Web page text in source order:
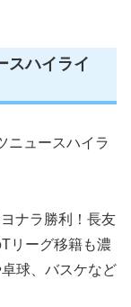
スハイライ
ニュースハイラ
ナラ勝利！長友
リーグ移籍も濃
球、バスケなど